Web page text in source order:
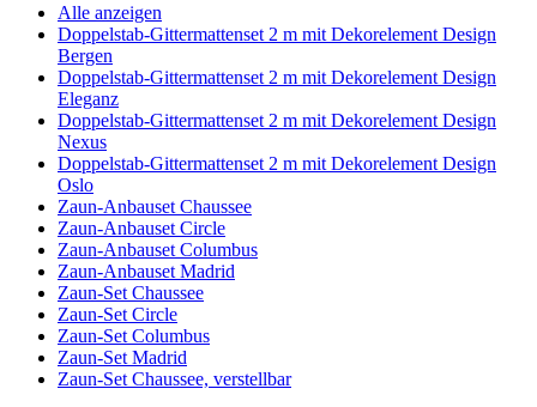
Alle anzeigen
Doppelstab-Gittermattenset 2 m mit Dekorelement Design
Bergen
Doppelstab-Gittermattenset 2 m mit Dekorelement Design
Eleganz
Doppelstab-Gittermattenset 2 m mit Dekorelement Design
Nexus
Doppelstab-Gittermattenset 2 m mit Dekorelement Design
Oslo
Zaun-Anbauset Chaussee
Zaun-Anbauset Circle
Zaun-Anbauset Columbus
Zaun-Anbauset Madrid
Zaun-Set Chaussee
Zaun-Set Circle
Zaun-Set Columbus
Zaun-Set Madrid
Zaun-Set Chaussee, verstellbar